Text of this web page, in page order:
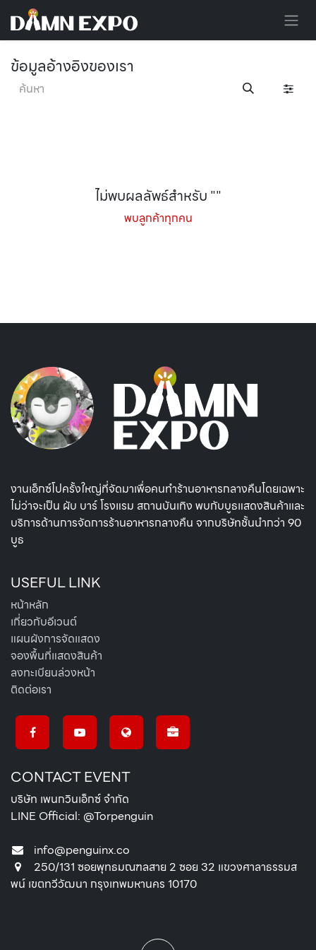
Skip to Content
ข้อมูลอ้างอิงของเรา
ไม่พบผลลัพธ์สำหรับ ""
พบลูกค้าทุกคน
งานเอ็กซ์โปครั้งใหญ่ที่จัดมาเพื่อคนทำร้านอาหารกลางคืนโดยเฉพาะ
ไม่ว่าจะเป็น ผับ บาร์ โรงแรม สถานบันเทิง พบกับบูธแสดงสินค้าและ
บริการด้านการจัดการร้านอาหารกลางคืน จากบริษัทชั้นนำกว่า 90
บูธ
USEFUL LINK
หน้าหลัก
เกี่ยวกับอีเวนต์
แผนผังการจัดแสดง
จองพื้นที่แสดงสินค้า
ลงทะเบียนล่วงหน้า
ติดต่อเรา
CONTACT EVENT
บริษัท เพนกวินเอ็กซ์ จำกัด
LINE Official: @Torpenguin
info@penguinx.co
250/131 ซอยพุทธมณฑลสาย 2 ซอย 32 แขวงศาลาธรรมส
พน์ เขตทวีวัฒนา กรุงเทพมหานคร 10170